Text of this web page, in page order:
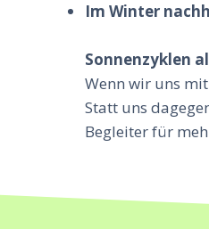
Im Winter
Sonnenzyklen
Wenn wir uns
Statt uns
Begleiter für